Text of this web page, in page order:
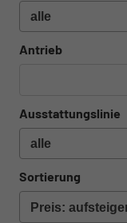
Antrieb
Ausstattungslinie
Sortierung